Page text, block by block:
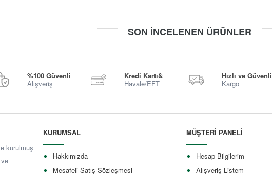
SON İNCELENEN ÜRÜNLER
%100 Güvenli
Alışveriş
Kredi Kartı&
Havale/EFT
Hızlı ve Güvenli
Kargo
kurulmuş
KURUMSAL
Hakkımızda
Mesafeli Satış Sözleşmesi
MÜŞTERİ PANELİ
Hesap Bilgilerim
Alışveriş Listem